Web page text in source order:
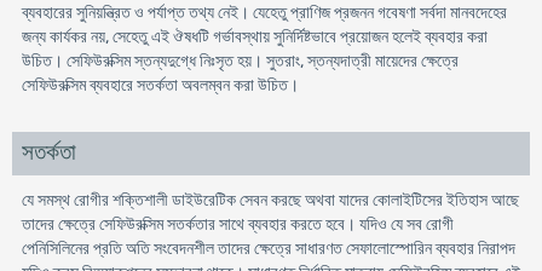
ব্যবহারের সুনিয়ন্ত্রিত ও পর্যাপ্ত তথ্য নেই। যেহেতু প্রাণিজ প্রজনন গবেষণা সর্বদা মানবদেহের
জন্য কার্যকর নয়, সেহেতু এই ঔষধটি গর্ভাবস্থায় সুনির্দিষ্টভাবে প্রয়োজন হলেই ব্যবহার করা
উচিত। সেফিউরক্সিম স্তন্যদুগ্ধে নিঃসৃত হয়। সুতরাং, স্তন্যদাত্রী মায়েদের ক্ষেত্রে
সেফিউরক্সিম ব্যবহারে সতর্কতা অবলম্বন করা উচিত।
সতর্কতা
যে সমস্থ রোগীর শক্তিশালী ডাইউরেটিক সেবন করছে অথবা যাদের কোলাইটিসের ইতিহাস আছে
তাদের ক্ষেত্রে সেফিউরক্সিম সতর্কতার সাথে ব্যবহার করতে হবে। যদিও যে সব রোগী
পেনিসিলিনের প্রতি অতি সংবেদনশীল তাদের ক্ষেত্রে সাধারণত সেফালোস্পোরিন ব্যবহার নিরাপদ